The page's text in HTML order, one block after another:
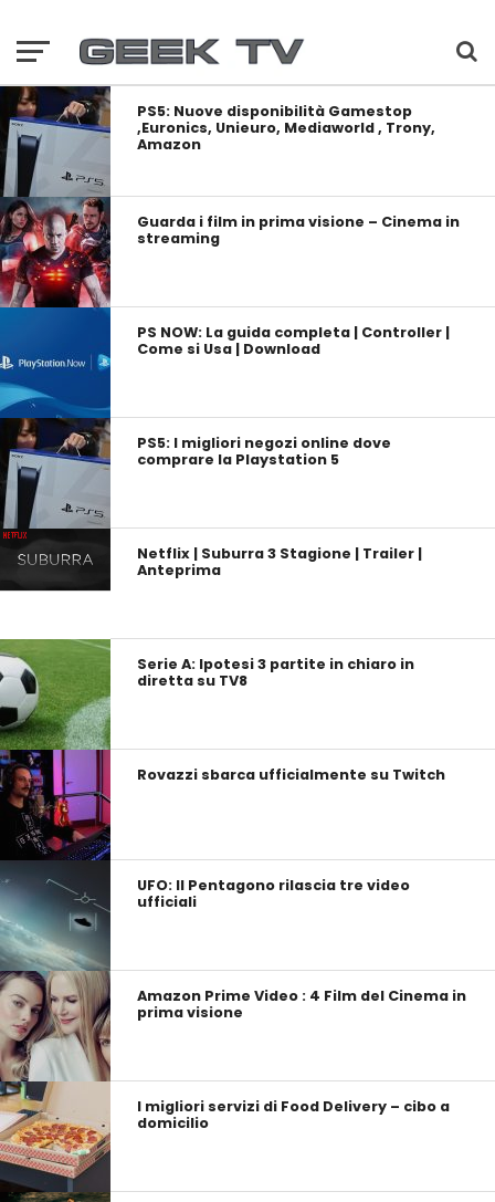
PS5: Nuove disponibilità Gamestop
,Euronics, Unieuro, Mediaworld , Trony,
Amazon
Guarda i film in prima visione – Cinema in
streaming
PS NOW: La guida completa | Controller |
Come si Usa | Download
PS5: I migliori negozi online dove
comprare la Playstation 5
Netflix | Suburra 3 Stagione | Trailer |
Anteprima
Serie A: Ipotesi 3 partite in chiaro in
diretta su TV8
Rovazzi sbarca ufficialmente su Twitch
UFO: Il Pentagono rilascia tre video
ufficiali
Amazon Prime Video : 4 Film del Cinema in
prima visione
I migliori servizi di Food Delivery – cibo a
domicilio